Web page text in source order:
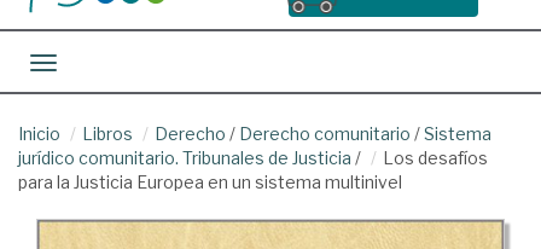
Toggle navigation
Inicio Libros Derecho / Derecho comunitario /Sistema
jurídico comunitario. Tribunales de Justicia /
Los desafíos
para la Justicia Europea en un sistema multinivel